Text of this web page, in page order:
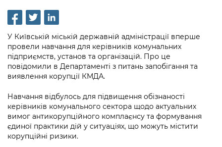
Проєкти розпоряджень, що
перебувають на погодженні КМВА
Рішення Київради
Контактна інформація
Графік роботи та прийому громадян
Вакансії
Статистика
Освіта та навчальні заклади
Навколишнє середовище міста
Містобудування та земельні ділянки
Культура, спорт, дозвілля
Бізнес та ліцензування
Фінанси та бюджет
Громадська експертиза
Консультації з громадськістю
Громадська рада
Відкритий бюджет
Контактний центр
Інформація з обмеженим доступом
Подати запит онлайн
Проекти нормативно-правових та
інших актів
Нормативна база
Питання і відповіді про публічну
інформацію
Медіагалерея
Підписатися на новини та анонси від
КМДА / Subscribe to announcements
from the KCSA
Порядок акредитації медіа /
Подати журналістський запит /
Submitting a media request
Зйомки в лікарнях в умовах воєнного
Портал Послуг
У Київській міській державній адміністрації вперше
провели навчання для керівників комунальних
підприємств, установ та організацій. Про це
повідомили в Департаменті з питань запобігання та
виявлення корупції КМДА.
Навчання відбулось для підвищення обізнаності
керівників комунального сектора щодо актуальних
вимог антикорупційного комплаєнсу та формування
єдиної практики дій у ситуаціях, що можуть містити
корупційні ризики.